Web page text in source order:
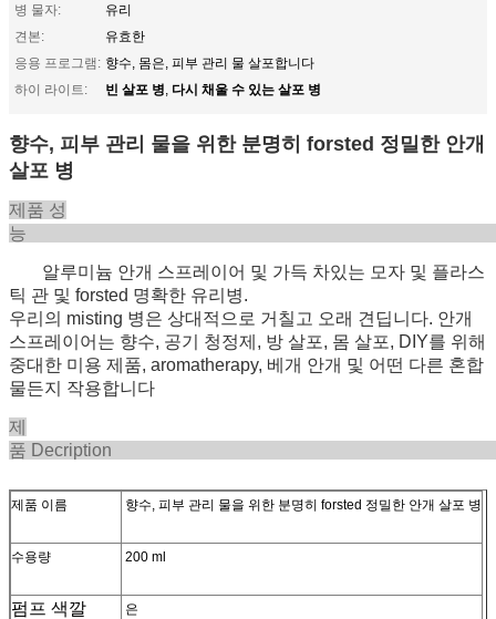
병 물자:
유리
견본:
유효한
응용 프로그램: 향수, 몸은, 피부 관리 물 살포합니다
하이 라이트:
빈 살포 병, 다시 채울 수 있는 살포 병
향수, 피부 관리 물을 위한 분명히 forsted 정밀한 안개
살포 병
제품 성
알루미늄 안개 스프레이어 및 가득 차있는 모자 및 플라스
틱 관 및 forsted 명확한 유리병.
우리의 misting 병은 상대적으로 거칠고 오래 견딥니다. 안개
스프레이어는 향수, 공기 청정제, 방 살포, 몸 살포, DIY를 위해
중대한 미용 제품, aromatherapy, 베개 안개 및 어떤 다른 혼합
물든지 작용합니다
제
품
제품 이름 향수, 피부 관리 물을 위한 분명히 forsted 정밀한 안개 살포 병
수용량 200 ml
펌프 색깔 은